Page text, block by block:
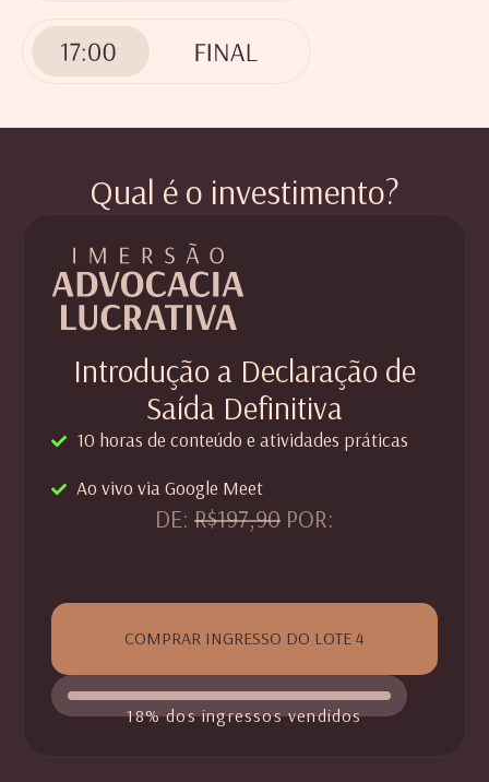
Qual é o investimento?
Introdução a Declaração de
Saída Definitiva
10 horas de conteúdo e atividades práticas
Ao vivo via Google Meet
DE: R$197,90POR:
COMPRAR INGRESSO DO LOTE 4
18% dos ingressos vendidos